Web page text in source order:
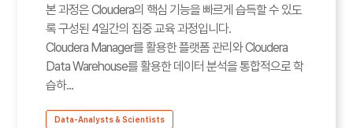
본 과정은 Cloudera의 핵심 기능을 빠르게 습득할 수 있도
록 구성된 4일간의 집중 교육 과정입니다.
Cloudera Manager를 활용한 플랫폼 관리와 Cloudera
Data Warehouse를 활용한 데이터 분석을 통합적으로 학
습하...
Data-Analysts & Scientists